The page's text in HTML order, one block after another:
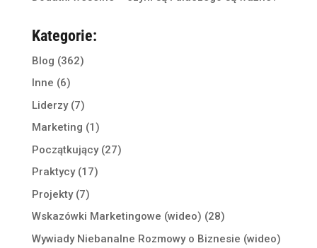
Kategorie:
Blog (362)
Inne (6)
Liderzy(7)
Marketing (1)
Początkujący(27)
Praktycy(17)
Projekty(7)
Wskazówki Marketingowe (wideo) (28)
Wywiady Niebanalne Rozmowy o Biznesie (wideo)